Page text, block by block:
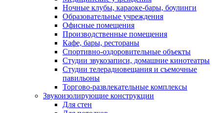
Ночные клубы, караоке-бары, боулинги
Образовательные учреждения
Офисные помещения
Производственные помещения
Кафе, бары, рестораны
Спортивно-оздоровительные объекты
Студии звукозаписи, домашние кинотеатры
Студии телерадиовещания и съемочные
павильоны
Торгово-развлекательные комплексы
Звукоизолирующие конструкции
Для стен